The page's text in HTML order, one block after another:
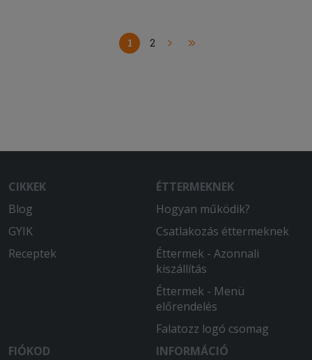
1 2
CIKKEK
Blog
GYIK
Receptek
ÉTTERMEKNEK
Hogyan működik?
Csatlakozás éttermeknek
Éttermek - Azonnali
kiszállítás
Éttermek - Menü
előrendelés
Falatozz logó csomag
FIÓKOD
INFORMÁCIÓ